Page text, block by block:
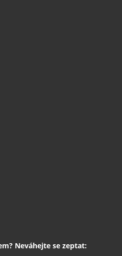
Neváhejte se zeptat: